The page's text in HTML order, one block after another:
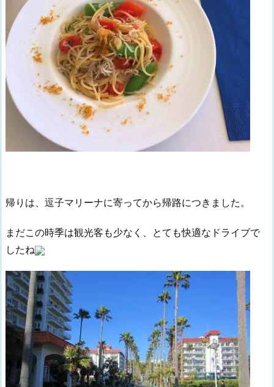
帰りは、逗子マリーナに寄ってから帰路につきました。
まだこの時季は観光客も少なく、とても快適なドライブで
したね